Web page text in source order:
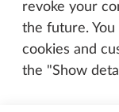
revoke your
the future.
cookies and
the "Show